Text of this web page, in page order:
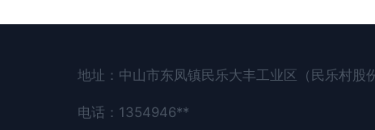
地址：中山市东凤镇民乐大丰工业区（民乐村股
电话：1354946**